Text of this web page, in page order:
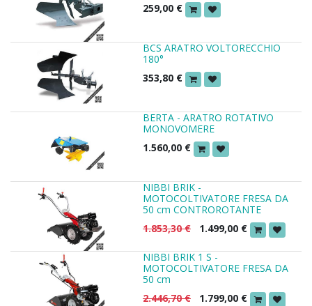
259,00 €
BCS ARATRO VOLTORECCHIO
180°
353,80 €
BERTA - ARATRO ROTATIVO
MONOVOMERE
1.560,00 €
NIBBI BRIK -
MOTOCOLTIVATORE FRESA DA
50 cm CONTROROTANTE
1.853,30€ 1.499,00 €
NIBBI BRIK 1 S -
MOTOCOLTIVATORE FRESA DA
50 cm
2.446,70€ 1.799,00 €